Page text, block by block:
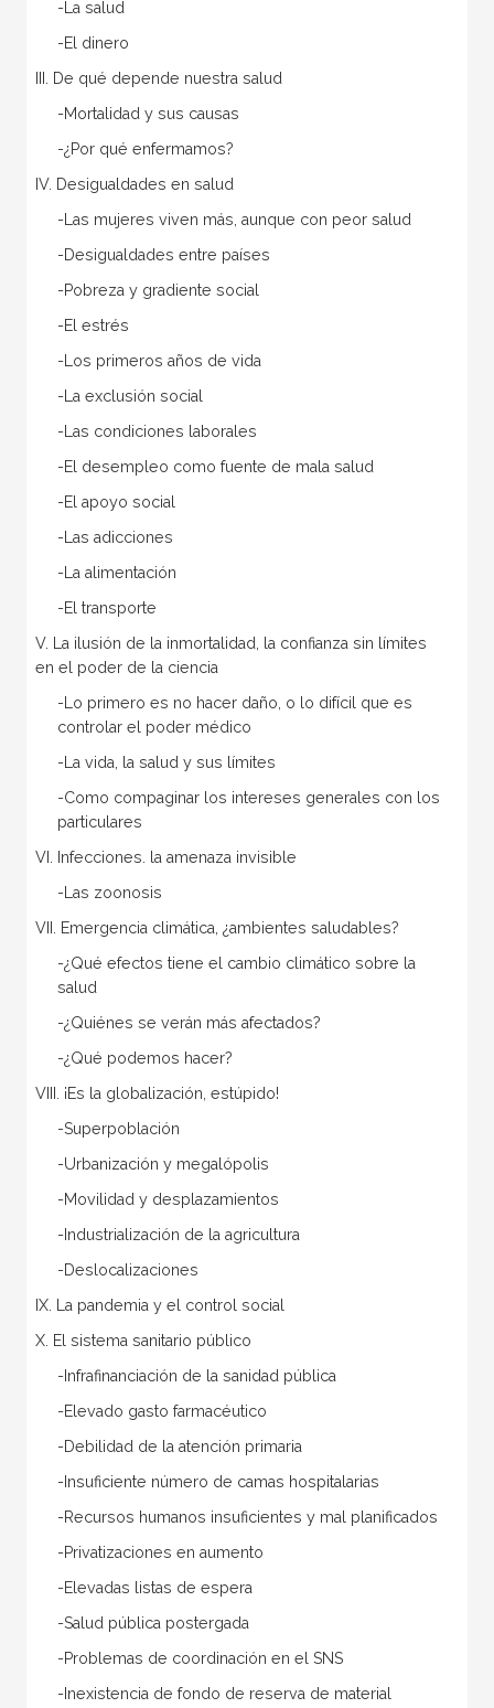
-La salud
-El dinero
III. De qué depende nuestra salud
-Mortalidad y sus causas
-¿Por qué enfermamos?
IV. Desigualdades en salud
-Las mujeres viven más, aunque con peor salud
-Desigualdades entre países
-Pobreza y gradiente social
-El estrés
-Los primeros años de vida
-La exclusión social
-Las condiciones laborales
-El desempleo como fuente de mala salud
-El apoyo social
-Las adicciones
-La alimentación
-El transporte
V. La ilusión de la inmortalidad, la confianza sin límites
en el poder de la ciencia
-Lo primero es no hacer daño, o lo difícil que es
controlar el poder médico
-La vida, la salud y sus límites
-Como compaginar los intereses generales con los
particulares
VI. Infecciones. la amenaza invisible
-Las zoonosis
VII. Emergencia climática, ¿ambientes saludables?
-¿Qué efectos tiene el cambio climático sobre la
salud
-¿Quiénes se verán más afectados?
-¿Qué podemos hacer?
VIII. ¡Es la globalización, estúpido!
-Superpoblación
-Urbanización y megalópolis
-Movilidad y desplazamientos
-Industrialización de la agricultura
-Deslocalizaciones
IX. La pandemia y el control social
X. El sistema sanitario público
-Infrafinanciación de la sanidad pública
-Elevado gasto farmacéutico
-Debilidad de la atención primaria
-Insuficiente número de camas hospitalarias
-Recursos humanos insuficientes y mal planificados
-Privatizaciones en aumento
-Elevadas listas de espera
-Salud pública postergada
-Problemas de coordinación en el SNS
-Inexistencia de fondo de reserva de material